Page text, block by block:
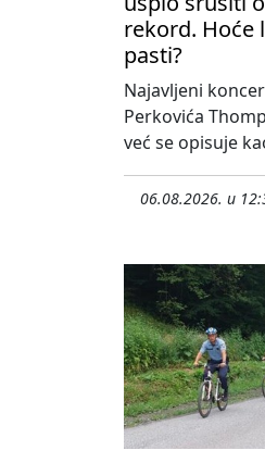
rekord. Hoće
pasti?
Najavljeni
Perkovića
već se opisuje
06.08.2026. u